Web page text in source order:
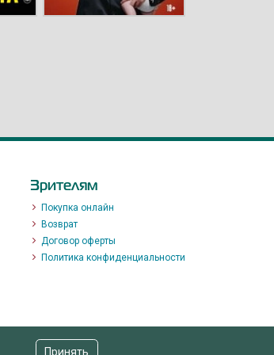
Зрителям
Покупка онлайн
Возврат
Договор оферты
Политика конфиденциальности
Принять